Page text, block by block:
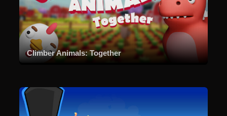
Climber Animals: Together